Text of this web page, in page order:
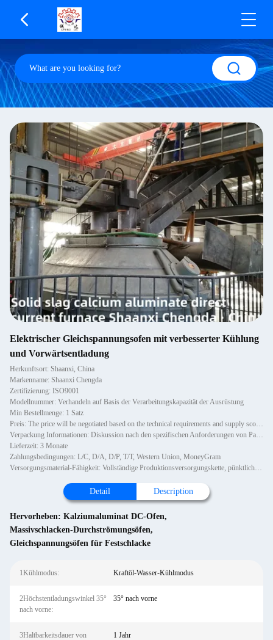
Elektrischer Gleichspannungsofen mit verbesserter Kühlung
und Vorwärtsentladung
Herkunftsort: Shaanxi, China
Markenname: Shaanxi Chengda
Zertifizierung: ISO9001
Modellnummer: Verhandeln auf Basis der Verarbeitungskapazität der Ausrüstung
Min Bestellmenge: 1 Satz
Preis: The price will be negotiated based on the technical requirements and supply scope of Party A
Verpackung Informationen: Diskussion nach den spezifischen Anforderungen von Partei A
Lieferzeit: 3 Monate
Zahlungsbedingungen: L/C, D/A, D/P, T/T, Western Union, MoneyGram
Versorgungsmaterial-Fähigkeit: Vollständige Produktionsversorgungskette, pünktliche Lieferung und Einhaltung von Qualitätsstandards
Detail Description
Hervorheben: Kalziumaluminat DC-Ofen,
Massivschlacken-Durchströmungsöfen,
Gleichspannungsöfen für Festschlacke
1Kühlmodus: Kraftöl-Wasser-Kühlmodus
2Höchstentladungswinkel 35°
nach vorne:
35° nach vorne
3Haltbarkeitsdauer von
1 Jahr